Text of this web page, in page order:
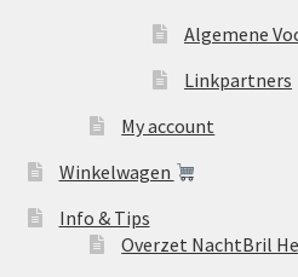
Algemene
Linkpartners
My account
Winkelwagen
Info & Tips
Overzet NachtBril